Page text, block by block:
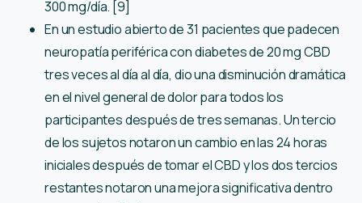
300 mg/día. [9]
En un estudio abierto de 31 pacientes que padecen
neuropatía periférica con diabetes de 20 mg CBD
tres veces al día al día, dio una disminución dramática
en el nivel general de dolor para todos los
participantes después de tres semanas. Un tercio
de los sujetos notaron un cambio en las 24 horas
iniciales después de tomar el CBD y los dos tercios
restantes notaron una mejora significativa dentro